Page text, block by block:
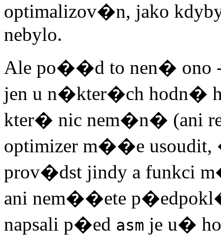
optimalizov�n, jako
nebylo.
Ale po��d to nen� ono
jen u n�kter�ch hodn�
kter� nic nem�n� (ani
optimizer m��e usoudit,
prov�dst jindy a funkci
ani nem��ete
napsali p�ed asm je u�